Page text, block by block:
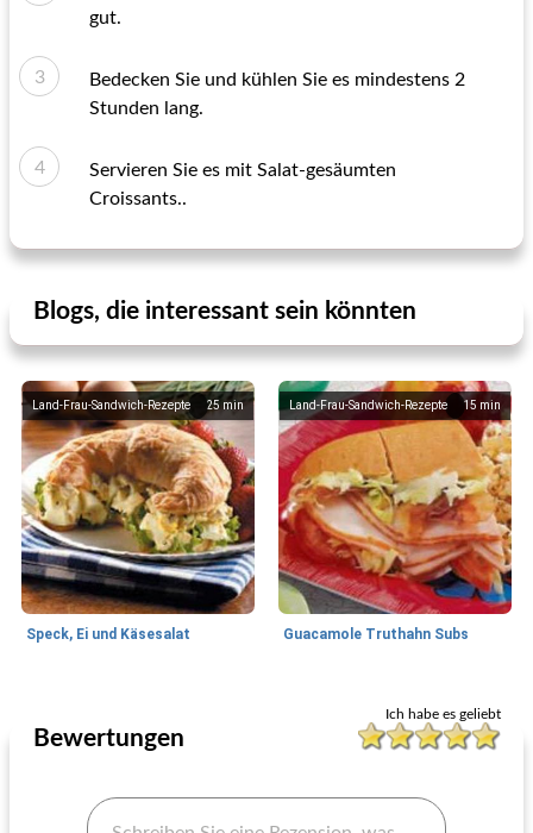
gut.
Bedecken Sie und kühlen Sie es mindestens 2
Stunden lang.
Servieren Sie es mit Salat-gesäumten
Croissants..
Blogs, die interessant sein könnten
25 min
Land-Frau-Sandwich-Rezepte
Speck, Ei und Käsesalat
15 min
Land-Frau-Sandwich-Rezepte
Guacamole Truthahn Subs
Ich habe es geliebt
Bewertungen